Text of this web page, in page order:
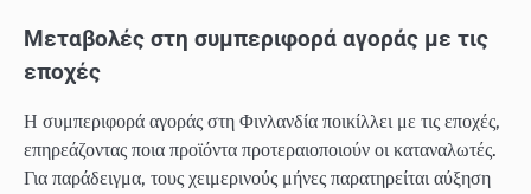
Μεταβολές στη συμπεριφορά αγοράς με τις
εποχές
Η συμπεριφορά αγοράς στη Φινλανδία ποικίλλει με τις εποχές,
επηρεάζοντας ποια προϊόντα προτεραιοποιούν οι καταναλωτές.
Για παράδειγμα, τους χειμερινούς μήνες παρατηρείται αύξηση